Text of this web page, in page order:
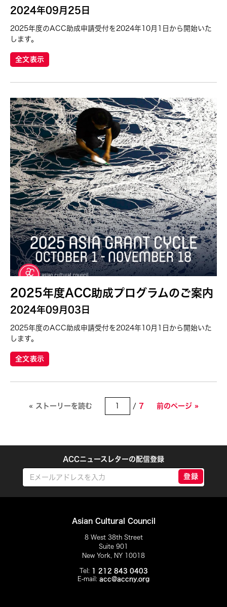
2024年09月25日
2025年度のACC助成申請受付を2024年10月1日から開始いた
します。
全文表示
2025年度ACC助成プログラムのご案内
2024年09月03日
2025年度のACC助成申請受付を2024年10月1日から開始いた
します。
全文表示
« ストーリーを読む / 7 前のページ »
ACCニュースレターの配信登録
登録
Asian Cultural Council
8 West 38th Street
Suite 901
New York, NY 10018
Tel: 1 212 843 0403
E-mail: acc@accny.org